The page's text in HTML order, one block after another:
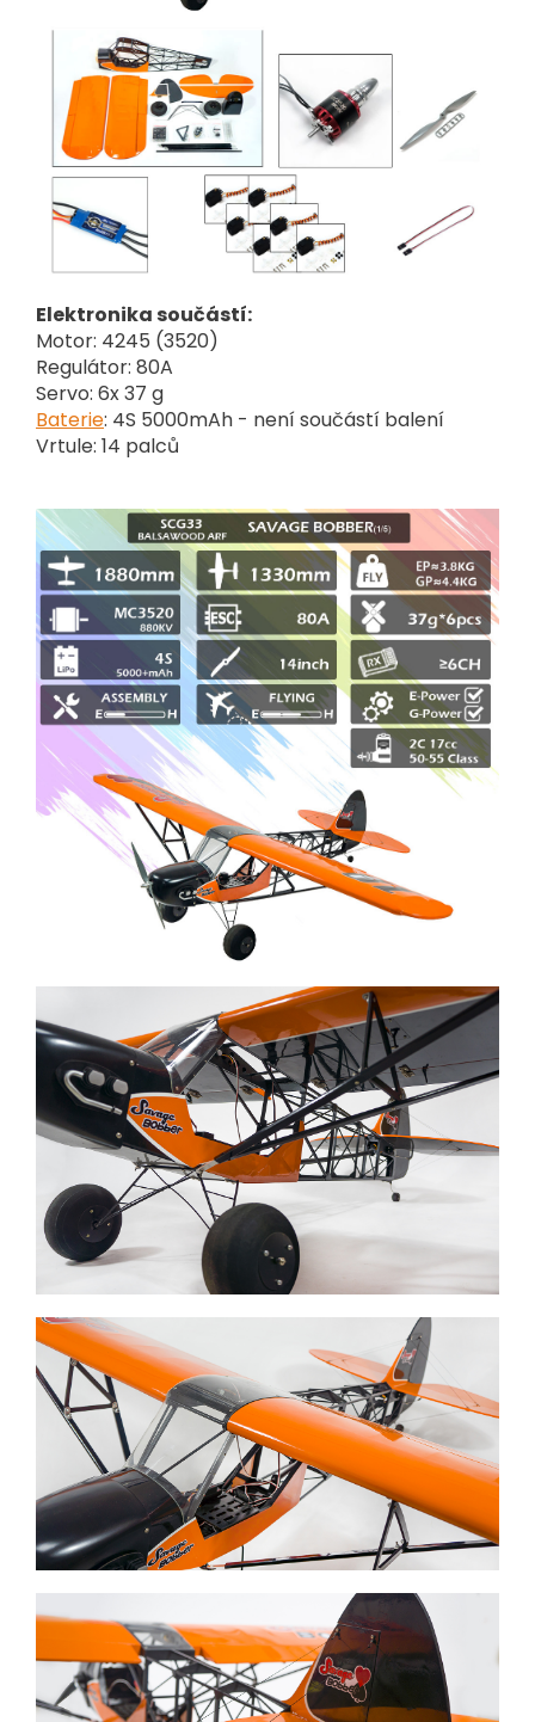
Elektronika součástí:
Motor: 4245 (3520)
Regulátor: 80A
Servo: 6x 37 g
Baterie: 4S 5000mAh - není součástí balení
Vrtule: 14 palců